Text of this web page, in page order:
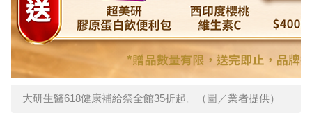
大研生醫618健康補給祭全館35折起。（圖／業者提供）